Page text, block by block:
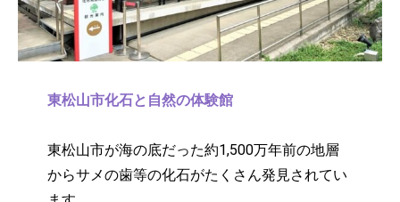
東松山市化石と自然の体験館
東松山市が海の底だった約1,500万年前の地層
からサメの歯等の化石がたくさん発見されてい